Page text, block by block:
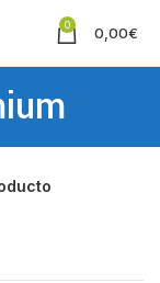
0 0,00€